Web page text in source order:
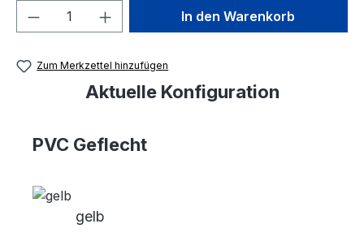
Produkt Anzahl: Gib denIn den Warenkorb
Zum Merkzettel hinzufügen
Aktuelle Konfiguration
PVC Geflecht
gelb